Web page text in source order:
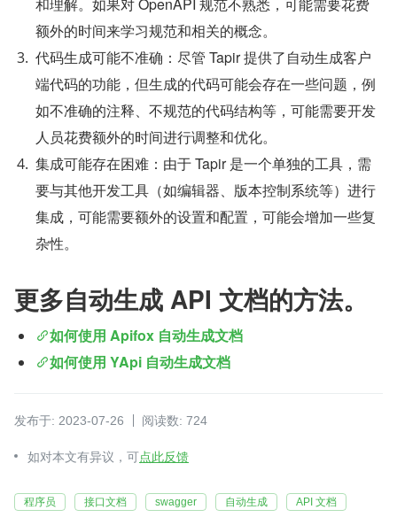
额外的时间来学习规范和相关的概念。
代码生成可能不准确：尽管 Tapir 提供了自动生成客户
端代码的功能，但生成的代码可能会存在一些问题，例
如不准确的注释、不规范的代码结构等，可能需要开发
人员花费额外的时间进行调整和优化。
集成可能存在困难：由于 Tapir 是一个单独的工具，需
要与其他开发工具（如编辑器、版本控制系统等）进行
集成，可能需要额外的设置和配置，可能会增加一些复
杂性。
更多自动生成 API 文档的方法。
如何使用 Apifox 自动生成文档
如何使用 YApi 自动生成文档
发布于: 2023-07-26 阅读数: 724
如对本文有异议，可点此反馈
程序员 接口文档 swagger 自动生成 API 文档